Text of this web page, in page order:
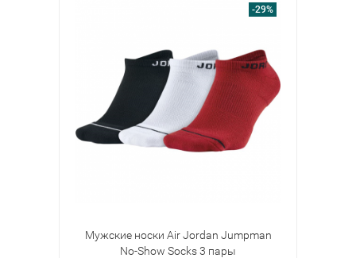
-29%
Мужские носки Air Jordan Jumpman
No-Show Socks 3 пары